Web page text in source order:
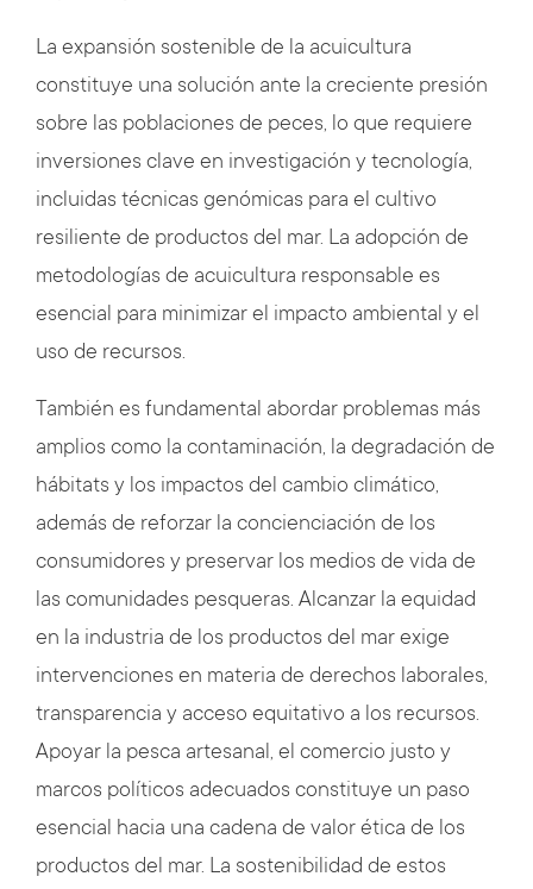
La expansión sostenible de la acuicultura
constituye una solución ante la creciente presión
sobre las poblaciones de peces, lo que requiere
inversiones clave en investigación y tecnología,
incluidas técnicas genómicas para el cultivo
resiliente de productos del mar. La adopción de
metodologías de acuicultura responsable es
esencial para minimizar el impacto ambiental y el
uso de recursos.
También es fundamental abordar problemas más
amplios como la contaminación, la degradación de
hábitats y los impactos del cambio climático,
además de reforzar la concienciación de los
consumidores y preservar los medios de vida de
las comunidades pesqueras. Alcanzar la equidad
en la industria de los productos del mar exige
intervenciones en materia de derechos laborales,
transparencia y acceso equitativo a los recursos.
Apoyar la pesca artesanal, el comercio justo y
marcos políticos adecuados constituye un paso
esencial hacia una cadena de valor ética de los
productos del mar. La sostenibilidad de estos